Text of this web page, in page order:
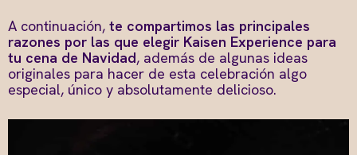
A continuación, te compartimos las principales
razones por las que elegir Kaisen Experience para
tu cena de Navidad, además de algunas ideas
originales para hacer de esta celebración algo
especial, único y absolutamente delicioso.